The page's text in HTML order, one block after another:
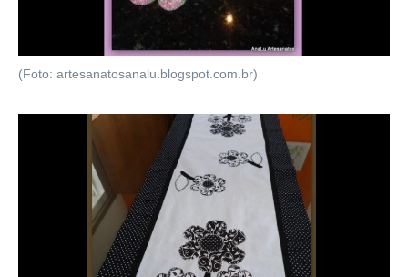
(Foto: artesanatosanalu.blogspot.com.br)